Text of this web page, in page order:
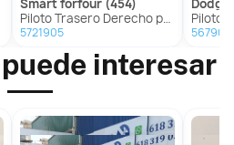
smartforfour (454)
Piloto Trasero Derecho para Smart Forfour (454)
5721905
dodge
Piloto
interesar